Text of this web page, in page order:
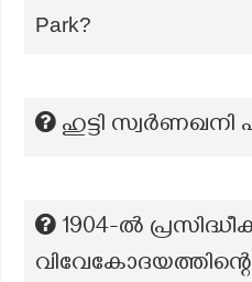
Park?
ഹുട്ടി
1904-ൽ